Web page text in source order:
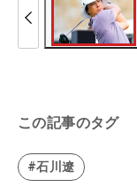
この記事のタグ
#石川遼